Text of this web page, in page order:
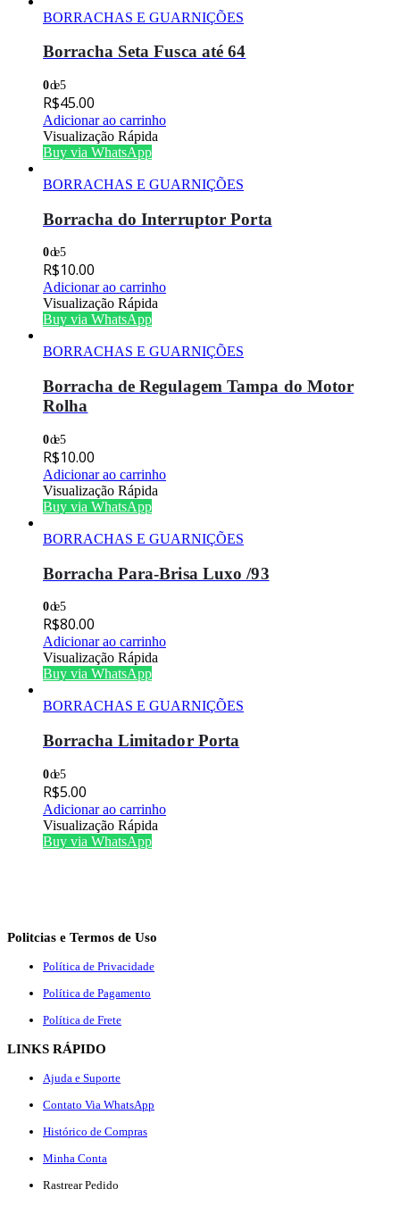
BORRACHAS E GUARNIÇÕES
Borracha Seta Fusca até 64
0de 5
R$45.00
Adicionar ao carrinho
Visualização Rápida
Buy via WhatsApp
BORRACHAS E GUARNIÇÕES
Borracha do Interruptor Porta
0de 5
R$10.00
Adicionar ao carrinho
Visualização Rápida
Buy via WhatsApp
BORRACHAS E GUARNIÇÕES
Borracha de Regulagem Tampa do Motor
Rolha
0de 5
R$10.00
Adicionar ao carrinho
Visualização Rápida
Buy via WhatsApp
BORRACHAS E GUARNIÇÕES
Borracha Para-Brisa Luxo /93
0de 5
R$80.00
Adicionar ao carrinho
Visualização Rápida
Buy via WhatsApp
BORRACHAS E GUARNIÇÕES
Borracha Limitador Porta
0de 5
R$5.00
Adicionar ao carrinho
Visualização Rápida
Buy via WhatsApp
Politcias e Termos de Uso
Política de Privacidade
Política de Pagamento
Política de Frete
LINKS RÁPIDO
Ajuda e Suporte
Contato Via WhatsApp
Histórico de Compras
Minha Conta
Rastrear Pedido